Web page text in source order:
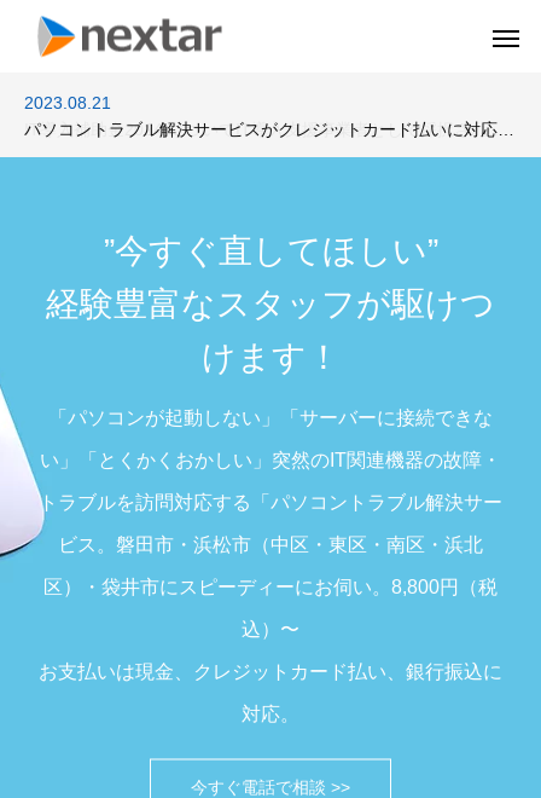
IT関連機器販売 ソフト
2024.02.28
IT導入補助金2024 についてIT導入支援事業者として採択されま
した
2023.08.21
パソコントラブル解決サービスがクレジットカード払いに対応し
ました
”今すぐ直してほしい”
経験豊富なスタッフが駆けつ
けます！
「パソコンが起動しない」「サーバーに接続できな
い」「とくかくおかしい」突然のIT関連機器の故障・
トラブルを訪問対応する「パソコントラブル解決サー
ビス。磐田市・浜松市（中区・東区・南区・浜北
区）・袋井市にスピーディーにお伺い。8,800円（税
込）〜
お支払いは現金、クレジットカード払い、銀行振込に
対応。
今すぐ電話で相談 >>